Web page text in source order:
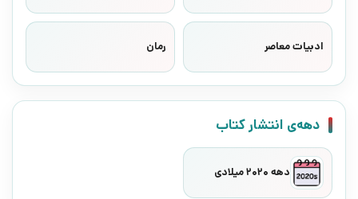
ادبیات معاصر رمان
دهه‌ی انتشار کتاب
دهه 2020 میلادی